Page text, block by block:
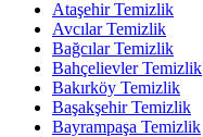
Ataşehir Temizlik
Avcılar Temizlik
Bağcılar Temizlik
Bahçelievler Temizlik
Bakırköy Temizlik
Başakşehir Temizlik
Bayrampaşa Temizlik